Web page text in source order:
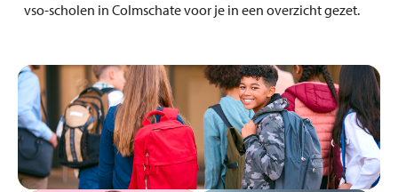
vso-scholen in Colmschate voor je in een overzicht gezet.